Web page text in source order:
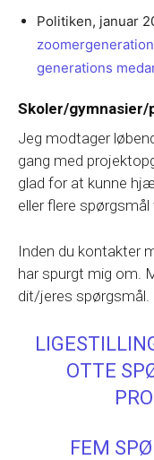
Politiken, januar
generations
Skoler/
Jeg modtager
gang med
glad for at kunne
eller flere
Inden du kontakter
har spurgt mig om.
dit/jeres spørgsmål.
OTTE
FEM